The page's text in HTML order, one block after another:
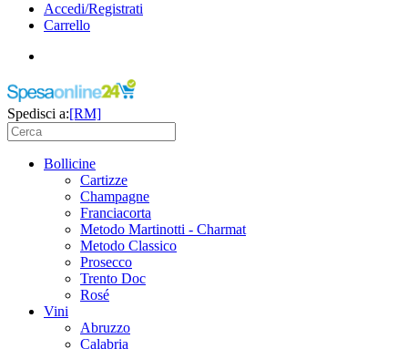
Accedi/Registrati
Carrello
Spedisci a:[RM]
Bollicine
Cartizze
Champagne
Franciacorta
Metodo Martinotti - Charmat
Metodo Classico
Prosecco
Trento Doc
Rosé
Vini
Abruzzo
Calabria